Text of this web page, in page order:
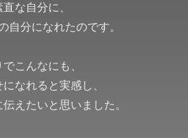
直な自分に、
自分になれたのです。
こんなにも、
なれると実感し、
えたいと思いました。